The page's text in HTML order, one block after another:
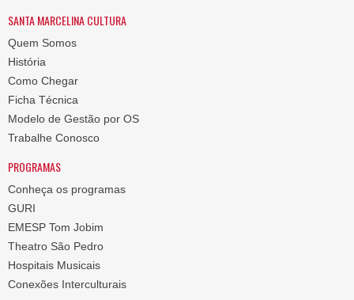
SANTA MARCELINA CULTURA
Quem Somos
História
Como Chegar
Ficha Técnica
Modelo de Gestão por OS
Trabalhe Conosco
PROGRAMAS
Conheça os programas
GURI
EMESP Tom Jobim
Theatro São Pedro
Hospitais Musicais
Conexões Interculturais